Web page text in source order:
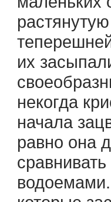
их
некогда
начала
равно она